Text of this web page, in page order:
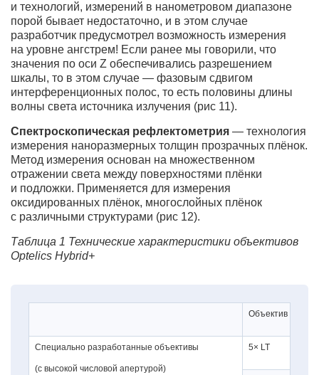
и технологий, измерений в нанометровом диапазоне
порой бывает недостаточно, и в этом случае
разработчик предусмотрел возможность измерения
на уровне ангстрем! Если ранее мы говорили, что
значения по оси Z обеспечивались разрешением
шкалы, то в этом случае — фазовым сдвигом
интерференционных полос, то есть половины длины
волны света источника излучения (рис 11).
Спектроскопическая рефлектометрия — технология
измерения наноразмерных толщин прозрачных плёнок.
Метод измерения основан на множественном
отражении света между поверхностями плёнки
и подложки. Применяется для измерения
оксидированных плёнок, многослойных плёнок
с различными структурами (рис 12).
Таблица 1 Технические характеристики объективов
Optelics Hybrid+
Объектив
Специально разработанные объективы
(с высокой числовой апертурой)
5× LT